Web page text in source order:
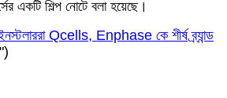
একটি শিল্প নোটে বলা হয়েছে।
ইনস্টলাররা Qcells, Enphase কে শীর্ষ ব্র্যান্ড
")